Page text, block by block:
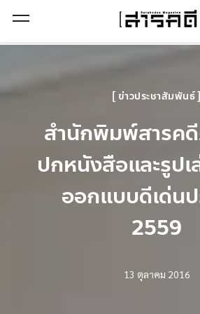
ข่าวประชาสัมพันธ์
สำนักพิมพ์สารค
ปกหนังสือและรูป
ออกแบบดีเด่นป
2559
13 ตุลาคม 2016